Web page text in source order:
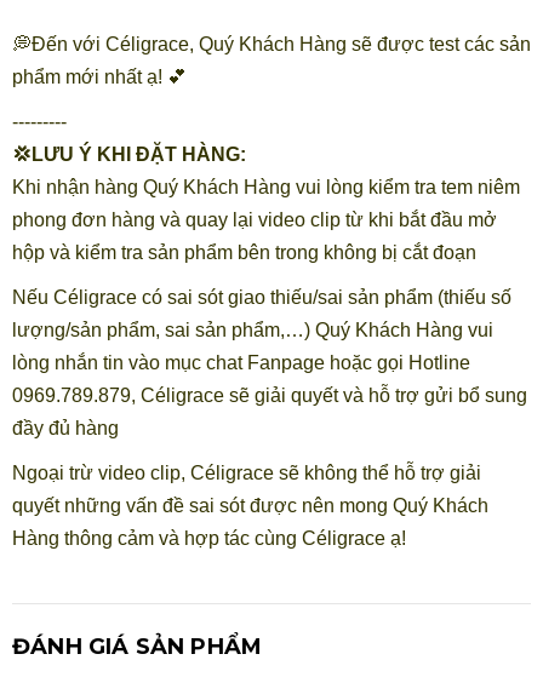
💭Đến với Céligrace, Quý Khách Hàng sẽ được test các sản
phẩm mới nhất ạ! 💕
---------
💢LƯU Ý KHI ĐẶT HÀNG:
Khi nhận hàng Quý Khách Hàng vui lòng kiểm tra tem niêm
phong đơn hàng và quay lại video clip từ khi bắt đầu mở
hộp và kiểm tra sản phẩm bên trong không bị cắt đoạn
Nếu Céligrace có sai sót giao thiếu/sai sản phẩm (thiếu số
lượng/sản phẩm, sai sản phẩm,…) Quý Khách Hàng vui
lòng nhắn tin vào mục chat Fanpage hoặc gọi Hotline
0969.789.879, Céligrace sẽ giải quyết và hỗ trợ gửi bổ sung
đầy đủ hàng
Ngoại trừ video clip, Céligrace sẽ không thể hỗ trợ giải
quyết những vấn đề sai sót được nên mong Quý Khách
Hàng thông cảm và hợp tác cùng Céligrace ạ!
ĐÁNH GIÁ SẢN PHẨM